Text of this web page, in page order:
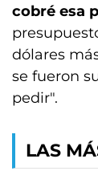
cobré esa
dólares
se fueron
pedir".
LAS